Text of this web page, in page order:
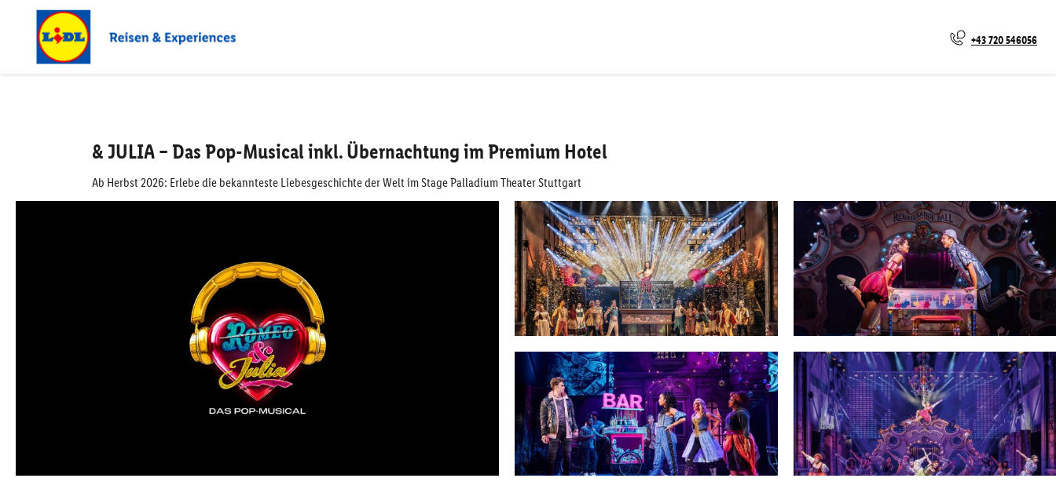
+43 720 546056
& JULIA – Das Pop-Musical inkl. Übernachtung im Premium Hotel
Ab Herbst 2026: Erlebe die bekannteste Liebesgeschichte der Welt im Stage Palladium Theater Stuttgart